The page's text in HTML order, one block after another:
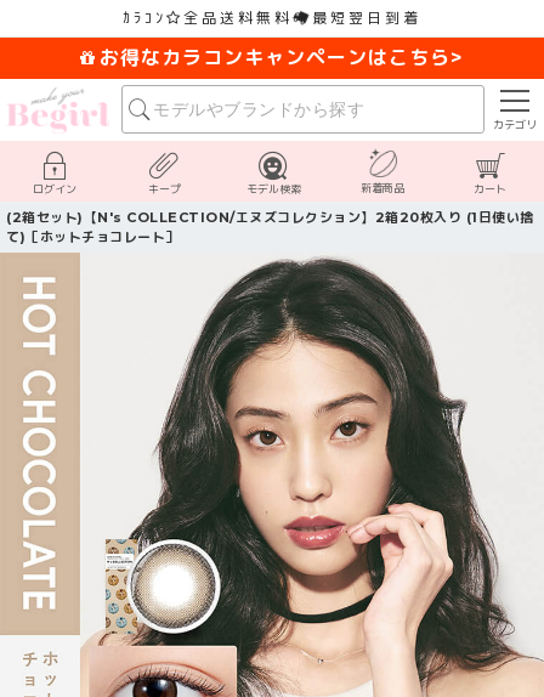
ｶﾗｺﾝ 全品送料無料 最短翌日到着
お得なカラコンキャンペーンはこちら>
カテゴリ
ログイン キープ モデル検索 新着商品 カート
(2箱セット)【N's COLLECTION/エヌズコレクション】2箱20枚入り (1日使い捨
て)［ホットチョコレート］